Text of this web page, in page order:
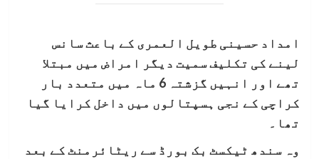
امداد حسینی طویل العمری کے باعث سانس
لینے کی تکلیف سمیت دیگر امراض میں مبتلا
تھے اور انہیں گزشتہ 6 ماہ میں متعدد بار
کراچی کے نجی ہسپتالوں میں داخل کرایا گیا
تھا۔
وہ سندھ ٹیکسٹ بک بورڈ سے ریٹائرمنٹ کے بعد